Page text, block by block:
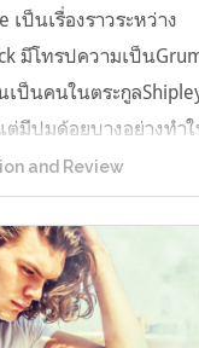
เป็นเรื่องราวระหว่าง
มีโทรปความเป็น
เป็นคนในตระกูล
ต่มีปมด้อยบางอย่างทำ
ตัวเองเสมอ จึงดิ้นรนอ
อให้หลุดจากอิทธิพลขอ
ฝันการเป็นกราฟฟิ...
and Review